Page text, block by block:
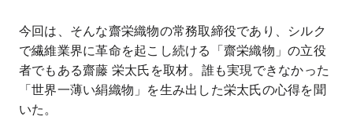
今回は、そんな齋栄織物の常務取締役であり、シルク
で繊維業界に革命を起こし続ける「齋栄織物」の立役
者でもある齋藤 栄太氏を取材。誰も実現できなかった
「世界一薄い絹織物」を生み出した栄太氏の心得を聞
いた。